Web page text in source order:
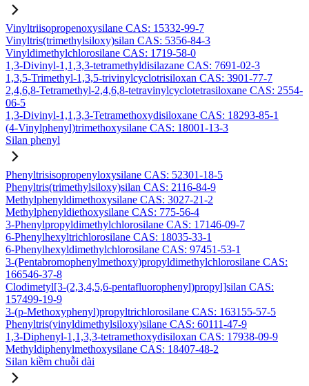
Vinyltriisopropenoxysilane CAS: 15332-99-7
Vinyltris(trimethylsiloxy)silan CAS: 5356-84-3
Vinyldimethylchlorosilane CAS: 1719-58-0
1,3-Divinyl-1,1,3,3-tetramethyldisilazane CAS: 7691-02-3
1,3,5-Trimethyl-1,3,5-trivinylcyclotrisiloxan CAS: 3901-77-7
2,4,6,8-Tetramethyl-2,4,6,8-tetravinylcyclotetrasiloxane CAS: 2554-
06-5
1,3-Divinyl-1,1,3,3-Tetramethoxydisiloxane CAS: 18293-85-1
(4-Vinylphenyl)trimethoxysilane CAS: 18001-13-3
Silan phenyl
Phenyltrisisopropenyloxysilane CAS: 52301-18-5
Phenyltris(trimethylsiloxy)silan CAS: 2116-84-9
Methylphenyldimethoxysilane CAS: 3027-21-2
Methylphenyldiethoxysilane CAS: 775-56-4
3-Phenylpropyldimethylchlorosilane CAS: 17146-09-7
6-Phenylhexyltrichlorosilane CAS: 18035-33-1
6-Phenylhexyldimethylchlorosilane CAS: 97451-53-1
3-(Pentabromophenylmethoxy)propyldimethylchlorosilane CAS:
166546-37-8
Clodimetyl[3-(2,3,4,5,6-pentafluorophenyl)propyl]silan CAS:
157499-19-9
3-(p-Methoxyphenyl)propyltrichlorosilane CAS: 163155-57-5
Phenyltris(vinyldimethylsiloxy)silane CAS: 60111-47-9
1,3-Diphenyl-1,1,3,3-tetramethoxydisiloxan CAS: 17938-09-9
Methyldiphenylmethoxysilane CAS: 18407-48-2
Silan kiềm chuỗi dài